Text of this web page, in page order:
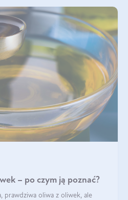
– po czym ją poznać?
prawdziwa oliwa z oliwek, ale